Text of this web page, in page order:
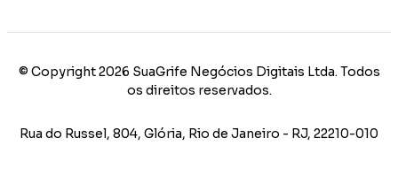
© Copyright 2026 SuaGrife Negócios Digitais Ltda. Todos
os direitos reservados.
Rua do Russel, 804, Glória, Rio de Janeiro - RJ, 22210-010